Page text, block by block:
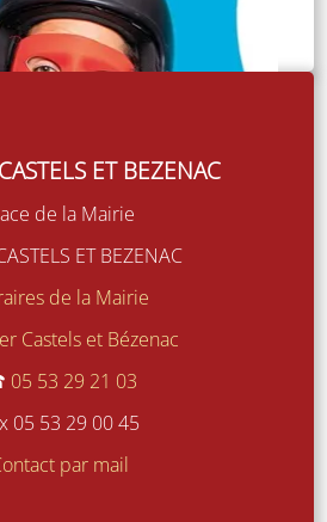
ET BEZENAC
de la Mairie
ET BEZENAC
de la Mairie
Castels et Bézenac
05 53 29 21 03
05 53 29 00 45
par mail